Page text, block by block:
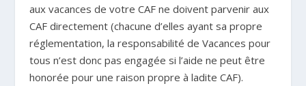
aux vacances de votre CAF ne doivent parvenir aux
CAF directement (chacune d’elles ayant sa propre
réglementation, la responsabilité de Vacances pour
tous n’est donc pas engagée si l’aide ne peut être
honorée pour une raison propre à ladite CAF).